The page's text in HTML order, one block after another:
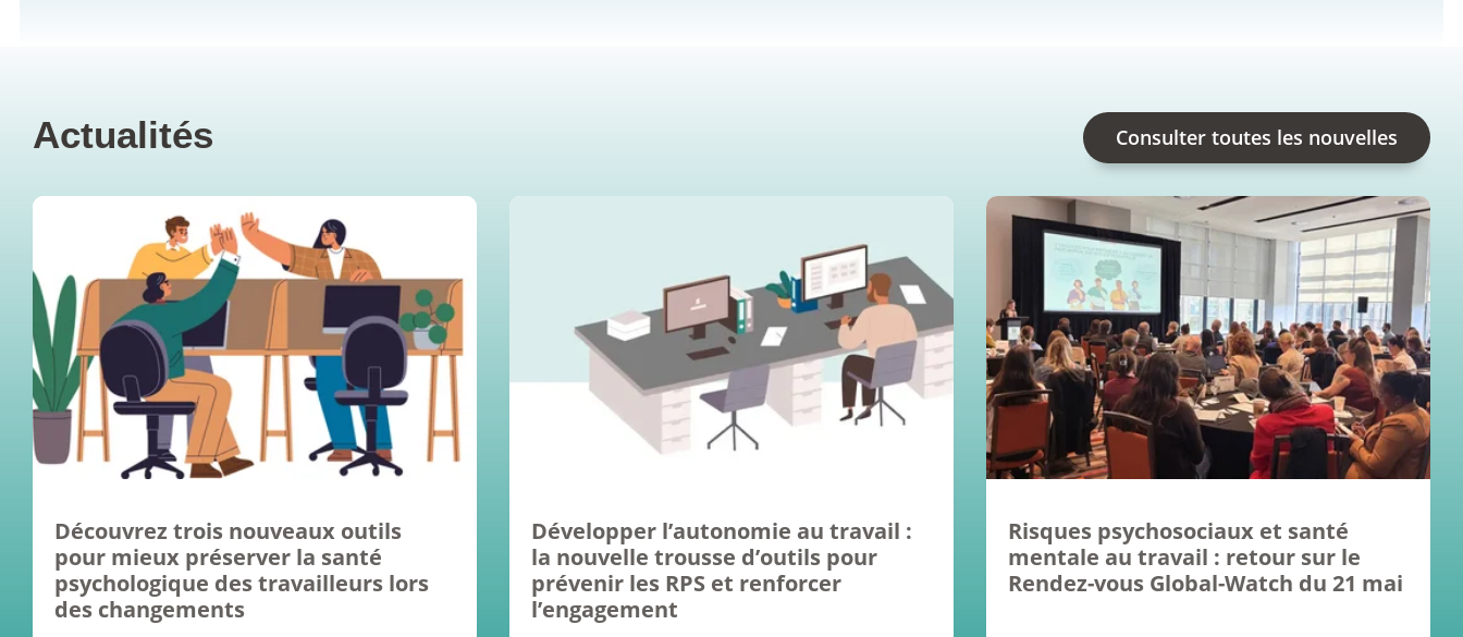
Actualités Consulter toutes les nouvelles
Découvrez trois nouveaux outils
pour mieux préserver la santé
psychologique des travailleurs lors
des changements
Développer l’autonomie au travail :
la nouvelle trousse d’outils pour
prévenir les RPS et renforcer
l’engagement
Risques psychosociaux et santé
mentale au travail : retour sur le
Rendez-vous Global-Watch du 21 mai